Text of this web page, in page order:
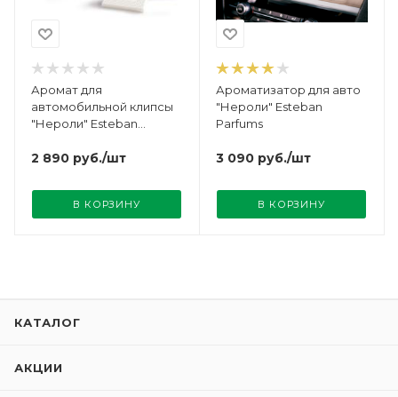
Аромат для
автомобильной клипсы
"Нероли" Esteban
2 890 руб./шт
В КОРЗИНУ
Ароматизатор для авто
"Нероли" Esteban
Parfums
3 090 руб./шт
В КОРЗИНУ
КАТАЛОГ
АКЦИИ